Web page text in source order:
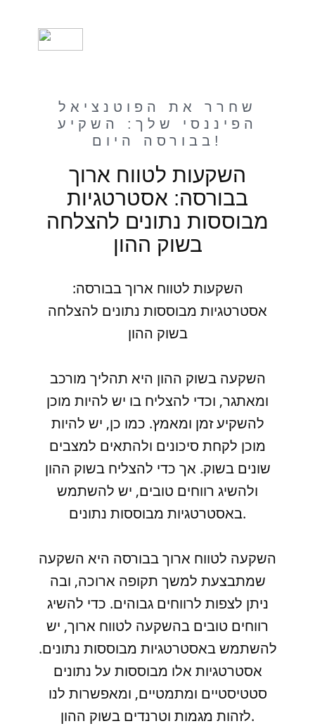
שחרר את הפוטנציאל
הפיננסי שלך: השקיע
בבורסה היום!
השקעות לטווח ארוך
בבורסה: אסטרטגיות
מבוססות נתונים להצלחה
בשוק ההון
השקעות לטווח ארוך בבורסה:
אסטרטגיות מבוססות נתונים להצלחה
בשוק ההון
השקעה בשוק ההון היא תהליך מורכב
ומאתגר, וכדי להצליח בו יש להיות מוכן
להשקיע זמן ומאמץ. כמו כן, יש להיות
מוכן לקחת סיכונים ולהתאים למצבים
שונים בשוק. אך כדי להצליח בשוק ההון
ולהשיג רווחים טובים, יש להשתמש
באסטרטגיות מבוססות נתונים.
השקעה לטווח ארוך בבורסה היא השקעה
שמתבצעת למשך תקופה ארוכה, ובה
ניתן לצפות לרווחים גבוהים. כדי להשיג
רווחים טובים בהשקעה לטווח ארוך, יש
להשתמש באסטרטגיות מבוססות נתונים.
אסטרטגיות אלו מבוססות על נתונים
סטטיסטיים ומתמטיים, ומאפשרות לנו
לזהות מגמות וטרנדים בשוק ההון.